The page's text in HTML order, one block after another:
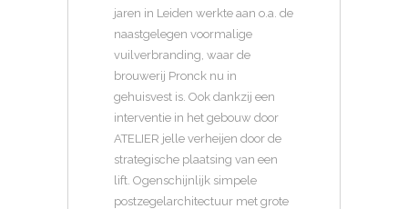
jaren in Leiden werkte aan o.a. de
naastgelegen voormalige
vuilverbranding, waar de
brouwerij Pronck nu in
gehuisvest is. Ook dankzij een
interventie in het gebouw door
ATELIER jelle verheijen door de
strategische plaatsing van een
lift. Ogenschijnlijk simpele
postzegelarchitectuur met grote